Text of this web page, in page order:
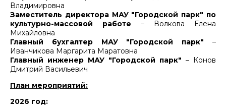
Владимировна
Заместитель директора МАУ "Городской парк" по
культурно-массовой работе – Волкова Елена
Михайловна
Главный бухгалтер МАУ "Городской парк" –
Иванчикова Маргарита Маратовна
Главный инженер МАУ "Городской парк" – Конов
Дмитрий Васильевич
План мероприятий:
2026 год: